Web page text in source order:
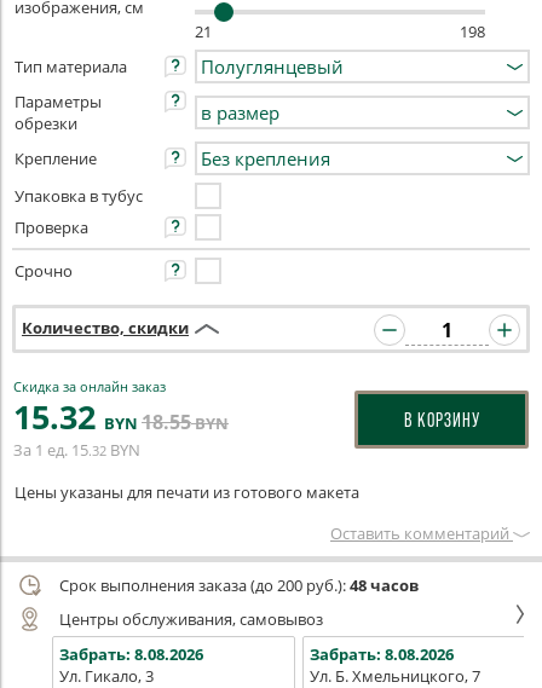
изображения, см
21
198
Тип материала
Параметры
обрезки
Крепление
Упаковка в тубус
Проверка
Срочно
Количество, скидки
Скидка за онлайн заказ
15.32 BYN 18.55BYN
За 1 ед. 15.32 BYN
В КОРЗИНУ
Цены указаны для печати из готового макета
Оставить комментарий
Срок выполнения заказа (до 200 руб.):48 часов
Центры обслуживания, самовывоз
Забрать: 8.08.2026
Ул. Гикало, 3
Забрать: 8.08.2026
Ул. Б. Хмельницкого, 7